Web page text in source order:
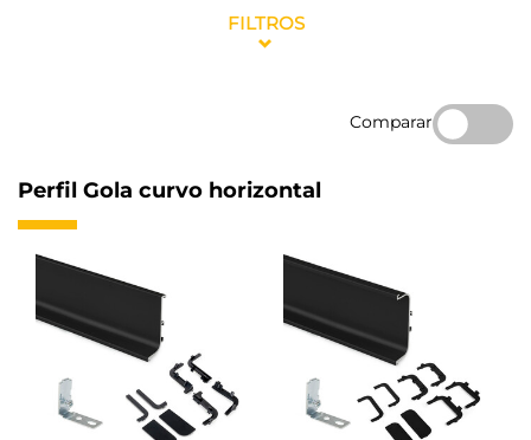
FILTROS
Comparar
Perfil Gola curvo horizontal